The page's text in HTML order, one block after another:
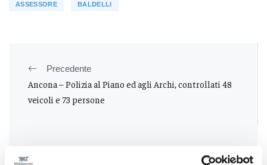
ASSESSORE BALDELLI
Precedente
Ancona – Polizia al Piano ed agli Archi, controllati 48
veicoli e 73 persone